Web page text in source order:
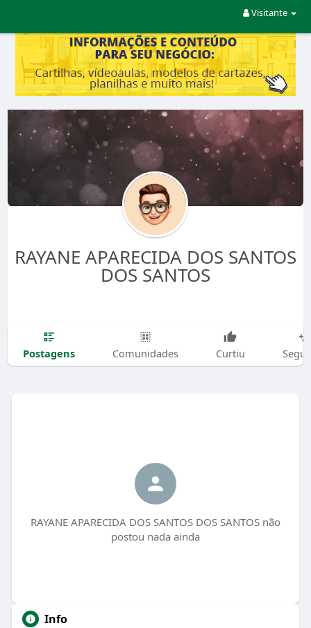
Visitante
RAYANE APARECIDA DOS SANTOS
DOS SANTOS
Postagens Comunidades Curtiu
RAYANE APARECIDA DOS SANTOS DOS SANTOS não
postou nada ainda
Info